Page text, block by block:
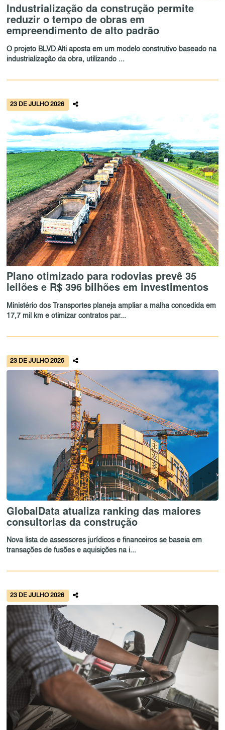
Industrialização da construção permite
reduzir o tempo de obras em
empreendimento de alto padrão
O projeto BLVD Alti aposta em um modelo construtivo baseado na
industrialização da obra, utilizando ...
23 DE JULHO 2026
Plano otimizado para rodovias prevê 35
leilões e R$ 396 bilhões em investimentos
Ministério dos Transportes planeja ampliar a malha concedida em
17,7 mil km e otimizar contratos par...
23 DE JULHO 2026
GlobalData atualiza ranking das maiores
consultorias da construção
Nova lista de assessores jurídicos e financeiros se baseia em
transações de fusões e aquisições na i...
23 DE JULHO 2026